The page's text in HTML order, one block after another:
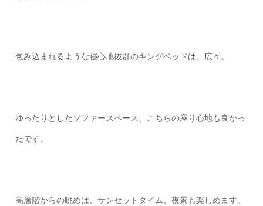
包み込まれるような寝心地抜群のキングベッドは、広々。
ゆったりとしたソファースペース、こちらの座り心地も良かっ
たです。
高層階からの眺めは、サンセットタイム、夜景も楽しめます。